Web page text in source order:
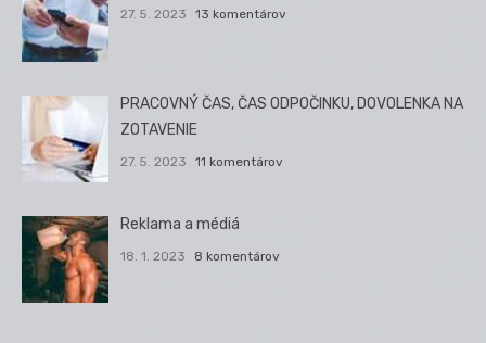
27. 5. 2023 13 komentárov
PRACOVNÝ ČAS, ČAS ODPOČINKU, DOVOLENKA NA
ZOTAVENIE
27. 5. 2023 11 komentárov
Reklama a médiá
18. 1. 2023 8 komentárov